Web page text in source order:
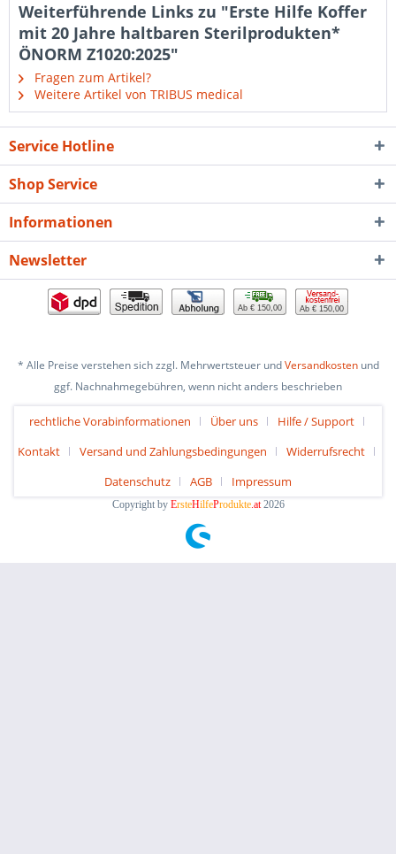
Weiterführende Links zu "Erste Hilfe Koffer
mit 20 Jahre haltbaren Sterilprodukten*
ÖNORM Z1020:2025"
Fragen zum Artikel?
Weitere Artikel von TRIBUS medical
Service Hotline
Shop Service
Informationen
Newsletter
Ab € 150,00 Ab € 150,00
* Alle Preise verstehen sich zzgl. Mehrwertsteuer undVersandkostenund
ggf. Nachnahmegebühren, wenn nicht anders beschrieben
rechtliche Vorabinformationen Über uns
Hilfe / Support
Kontakt
Versand und Zahlungsbedingungen
Widerrufsrecht
Datenschutz
AGB Impressum
Copyright by ErsteHilfeProdukte.at2026